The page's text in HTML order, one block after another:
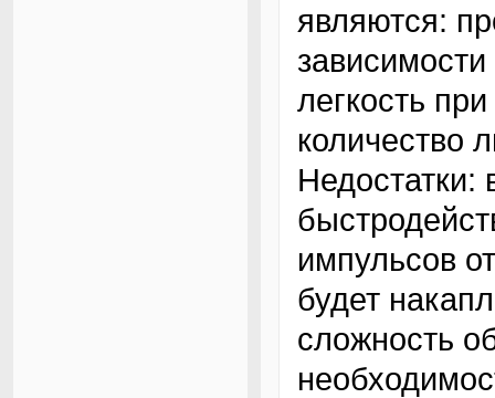
являются:
легкость
количество
Недостатки:
импульсов
будет
сложность